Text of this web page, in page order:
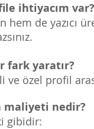
ihtiyacım var?
hem de
fark yaratır?
ve özel profil
maliyeti nedir?
gibidir: